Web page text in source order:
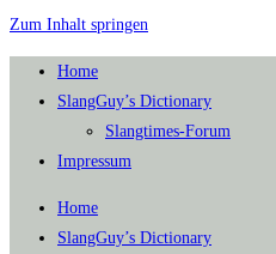
Zum Inhalt springen
Home
SlangGuy’s Dic­tion­a­ry
Slang­times-Forum
Impres­sum
Home
SlangGuy’s Dic­tion­a­ry